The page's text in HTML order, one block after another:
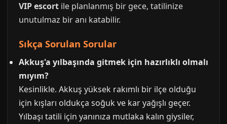
VIP escort ile planlanmış bir gece, tatilinize
unutulmaz bir anı katabilir.
Sıkça Sorulan Sorular
Akkuş'a yılbaşında gitmek için hazırlıklı olmalı
mıyım?
Kesinlikle. Akkuş yüksek rakımlı bir ilçe olduğu
için kışları oldukça soğuk ve kar yağışlı geçer.
Yılbaşı tatili için yanınıza mutlaka kalın giysiler,